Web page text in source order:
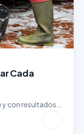
Cada
y con resultados
de Autos es